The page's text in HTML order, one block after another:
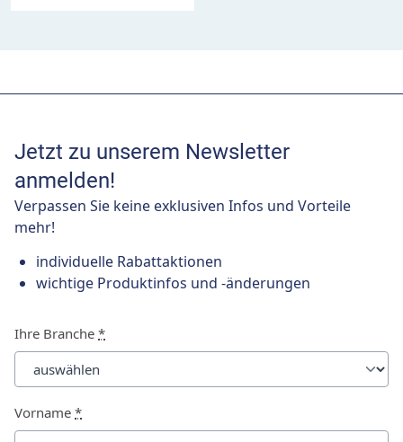
Jetzt zu unserem Newsletter
anmelden!
Verpassen Sie keine exklusiven Infos und Vorteile
mehr!
individuelle Rabattaktionen
wichtige Produktinfos und -änderungen
Ihre Branche *
Vorname *